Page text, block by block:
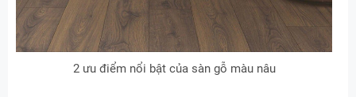
2 ưu điểm nổi bật của sàn gỗ màu nâu